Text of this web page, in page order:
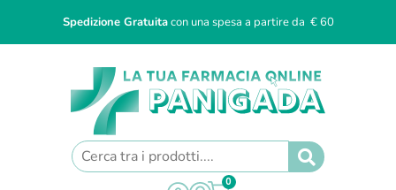
Spedizione Gratuitacon una spesa a partire da € 60
0